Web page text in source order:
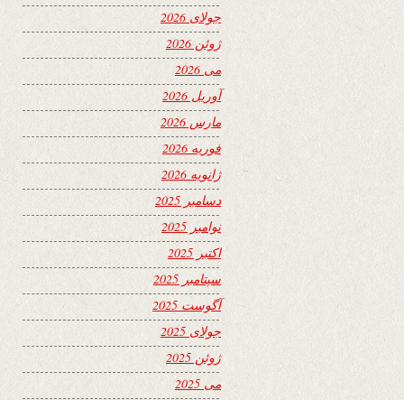
جولای 2026
ژوئن 2026
می 2026
آوریل 2026
مارس 2026
فوریه 2026
ژانویه 2026
دسامبر 2025
نوامبر 2025
اکتبر 2025
سپتامبر 2025
آگوست 2025
جولای 2025
ژوئن 2025
می 2025